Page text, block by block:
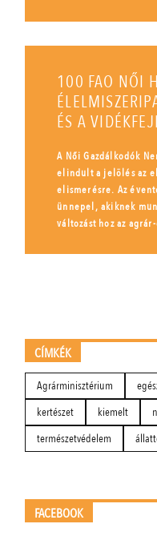
100 FAO NŐI
ÉS A
A Női Gazdálkodók
elindult a jelölés az
elismerésre. Az
ünnepel, akiknek
változást hoz az
CÍMKÉK
Agrárminisztérium
kertészet
kiemelt
természetvédelem
FACEBOOK